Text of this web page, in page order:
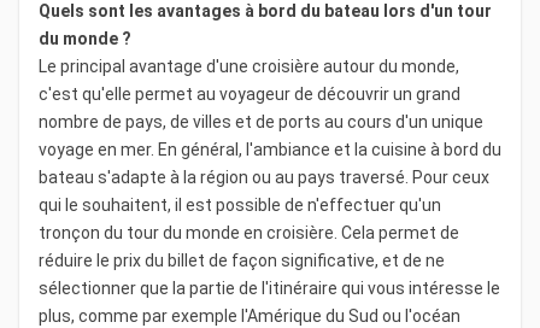
Quels sont les avantages à bord du bateau lors d'un tour
du monde ?
Le principal avantage d'une croisière autour du monde,
c'est qu'elle permet au voyageur de découvrir un grand
nombre de pays, de villes et de ports au cours d'un unique
voyage en mer. En général, l'ambiance et la cuisine à bord du
bateau s'adapte à la région ou au pays traversé. Pour ceux
qui le souhaitent, il est possible de n'effectuer qu'un
tronçon du tour du monde en croisière. Cela permet de
réduire le prix du billet de façon significative, et de ne
sélectionner que la partie de l'itinéraire qui vous intéresse le
plus, comme par exemple l'Amérique du Sud ou l'océan